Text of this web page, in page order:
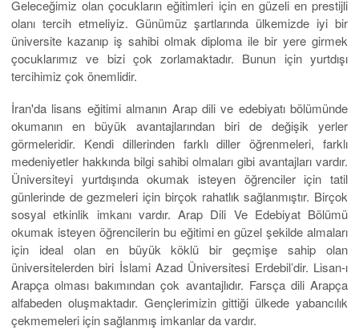
Geleceğimiz olan çocukların eğitimleri için en güzeli en prestijli
olanı tercih etmeliyiz. Günümüz şartlarında ülkemizde iyi bir
üniversite kazanıp iş sahibi olmak diploma ile bir yere girmek
çocuklarımız ve bizi çok zorlamaktadır. Bunun için yurtdışı
tercihimiz çok önemlidir.
İran'da lisans eğitimi almanın Arap dili ve edebiyatı bölümünde
okumanın en büyük avantajlarından biri de değişik yerler
görmeleridir. Kendi dillerinden farklı diller öğrenmeleri, farklı
medeniyetler hakkında bilgi sahibi olmaları gibi avantajları vardır.
Üniversiteyi yurtdışında okumak isteyen öğrenciler için tatil
günlerinde de gezmeleri için birçok rahatlık sağlanmıştır. Birçok
sosyal etkinlik imkanı vardır. Arap Dili Ve Edebiyat Bölümü
okumak isteyen öğrencilerin bu eğitimi en güzel şekilde almaları
için ideal olan en büyük köklü bir geçmişe sahip olan
üniversitelerden biri İslami Azad Üniversitesi Erdebil’dir. Lisan-ı
Arapça olması bakımından çok avantajlıdır. Farsça dili Arapça
alfabeden oluşmaktadır. Gençlerimizin gittiği ülkede yabancılık
çekmemeleri için sağlanmış imkanlar da vardır.